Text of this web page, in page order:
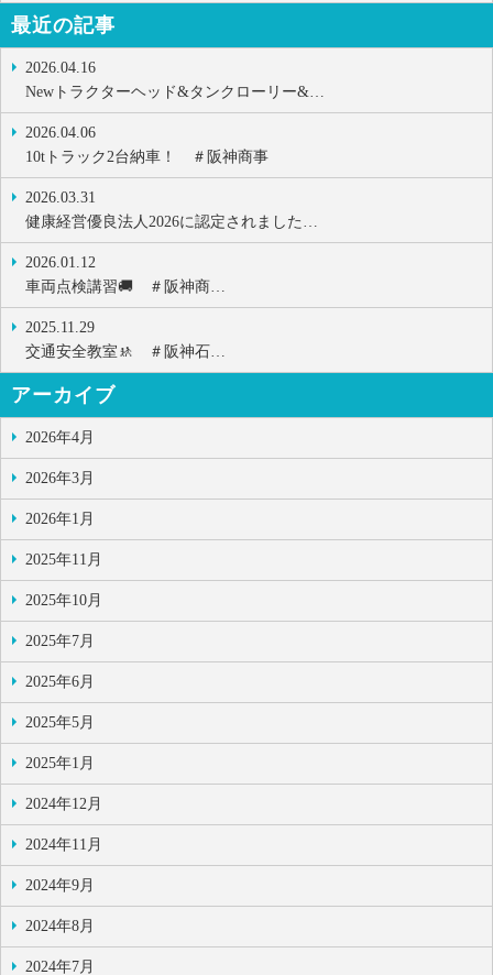
最近の記事
2026.04.16
Newトラクターヘッド&タンクローリー&…
2026.04.06
10tトラック2台納車！ ＃阪神商事
2026.03.31
健康経営優良法人2026に認定されました…
2026.01.12
車両点検講習🚚 ＃阪神商…
2025.11.29
交通安全教室🚸 ＃阪神石…
アーカイブ
2026年4月
2026年3月
2026年1月
2025年11月
2025年10月
2025年7月
2025年6月
2025年5月
2025年1月
2024年12月
2024年11月
2024年9月
2024年8月
2024年7月